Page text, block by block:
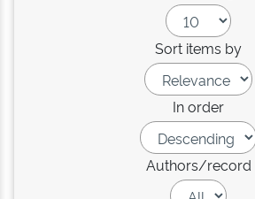
Sort items by
In order
Authors/record